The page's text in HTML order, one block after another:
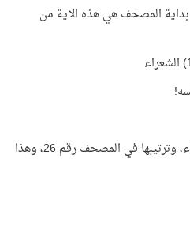
التي ترتيبها رقم 3101 من بداية المصحف هي هذه الآية من
هذه الآية جاءت في سورة الشعراء، وترتيبها في المصحف رقم 26، وهذا